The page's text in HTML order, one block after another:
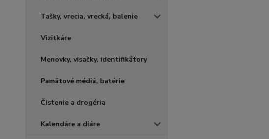
Tašky, vrecia, vrecká, balenie
Vizitkáre
Menovky, visačky, identifikátory
Pamätové médiá, batérie
Čistenie a drogéria
Kalendáre a diáre